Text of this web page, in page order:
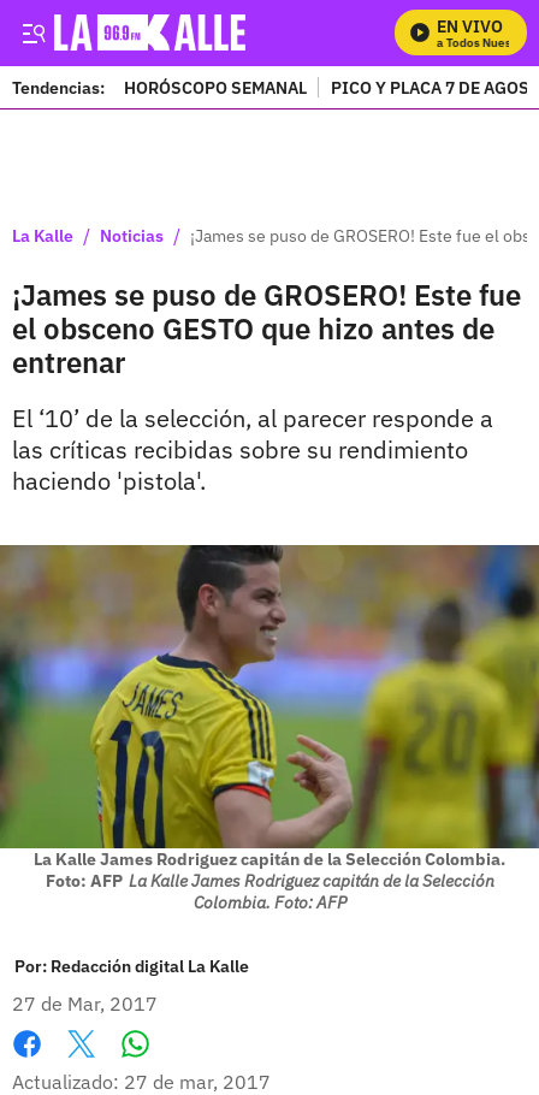
EN VIVO
Mira Todos Nuestros
Tendencias: HORÓSCOPO SEMANAL PICO Y PLACA 7 DE
La Kalle / Noticias / ¡James se puso de GROSERO! Este fue el
¡James se puso de GROSERO! Este fue
el obsceno GESTO que hizo antes de
entrenar
El ‘10’ de la selección, al parecer responde a
las críticas recibidas sobre su rendimiento
haciendo 'pistola'.
La Kalle James Rodriguez capitán de la Selección Colombia.
Foto: AFP La Kalle James Rodriguez capitán de la Selección
Colombia. Foto: AFP
Por: Redacción digital La Kalle
27 de Mar, 2017
Facebook
X
Actualizado: 27 de mar, 2017